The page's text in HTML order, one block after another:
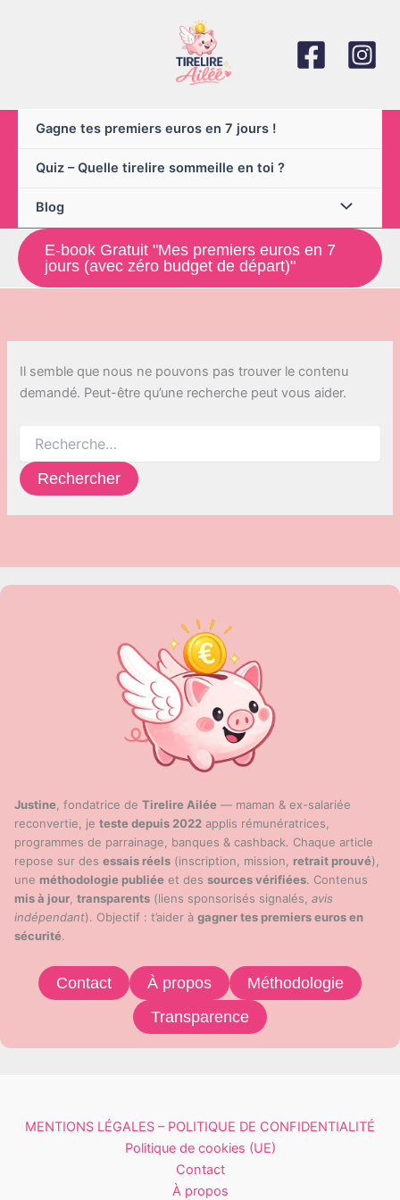
Gagne tes premiers euros en 7 jours !
Quiz – Quelle tirelire sommeille en toi ?
Blog
E-book Gratuit "Mes premiers euros en 7
jours (avec zéro budget de départ)"
Il semble que nous ne pouvons pas trouver le contenu
demandé. Peut-être qu’une recherche peut vous aider.
Justine, fondatrice de Tirelire Ailée — maman & ex-salariée
reconvertie, je teste depuis 2022 applis rémunératrices,
programmes de parrainage, banques & cashback. Chaque article
repose sur des essais réels (inscription, mission, retrait prouvé),
une méthodologie publiée et des sources vérifiées. Contenus
mis à jour, transparents (liens sponsorisés signalés, avis
indépendant). Objectif : t’aider à gagner tes premiers euros en
sécurité.
Contact À propos
Méthodologie
Transparence
MENTIONS LÉGALES – POLITIQUE DE CONFIDENTIALITÉ
Politique de cookies (UE)
Contact
À propos